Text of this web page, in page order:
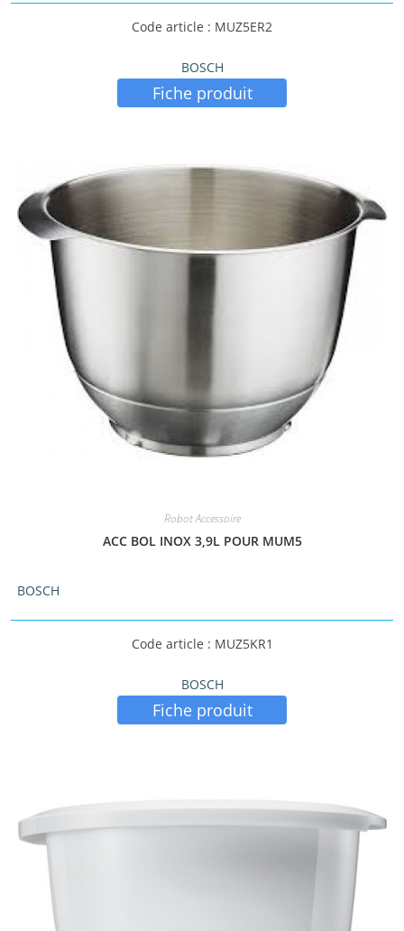
Code article : MUZ5ER2
BOSCH
Fiche produit
Robot Accessoire
ACC BOL INOX 3,9L POUR MUM5
BOSCH
Code article : MUZ5KR1
BOSCH
Fiche produit